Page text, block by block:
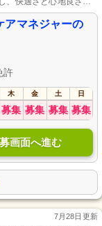
休暇を活用してもら
あるためキャリアアッ
アマネジャーの
許
木 金 土 日
募集 募集 募集 募集
画面へ進む
7月28日更新